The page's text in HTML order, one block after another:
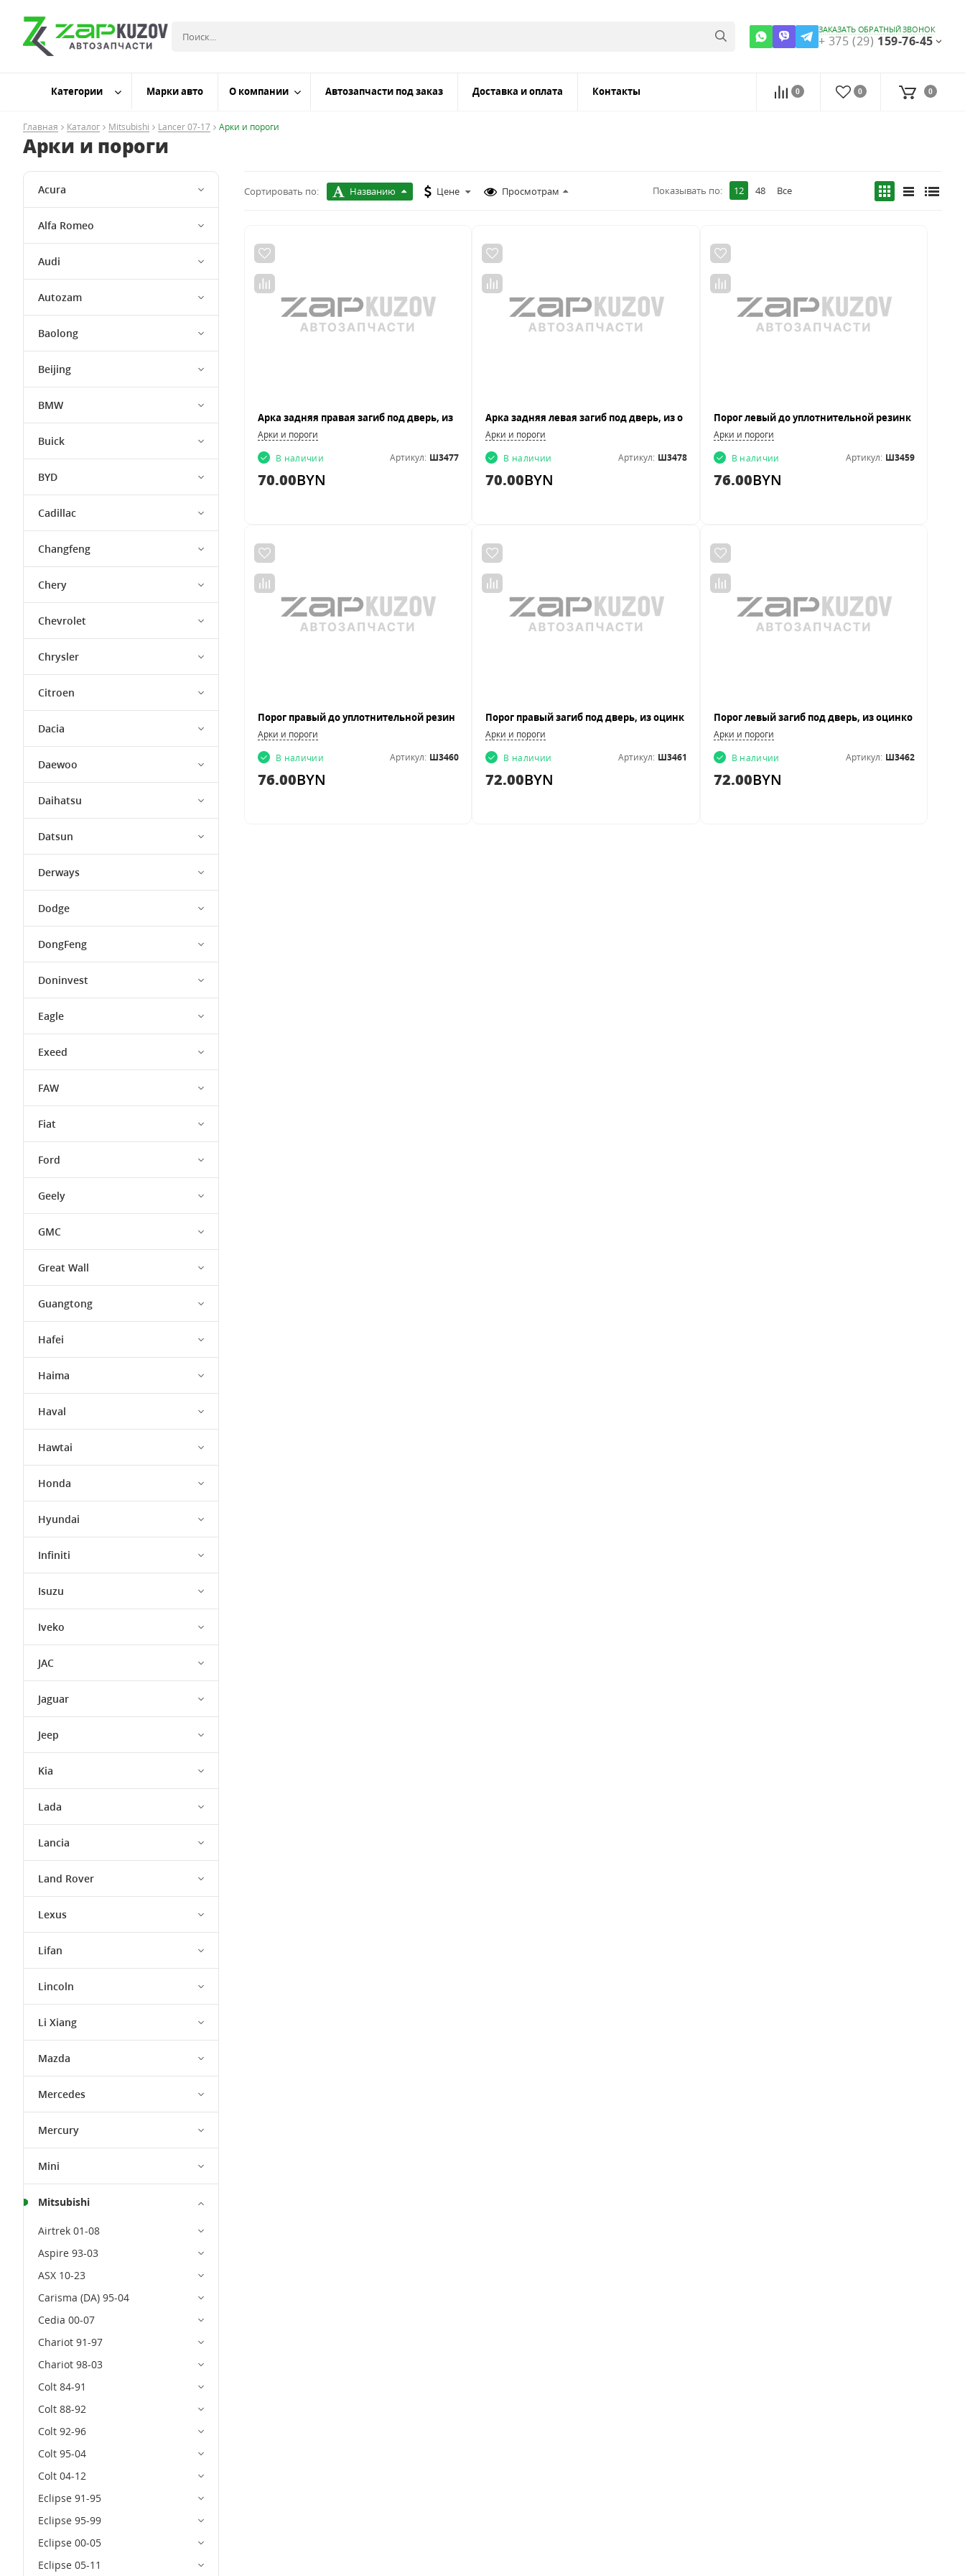
ЗАКАЗАТЬ ОБРАТНЫЙ ЗВОНОК
+ 375 (29) 159-76-45
Категории Марки авто О компании Автозапчасти под заказ Доставка и оплата Контакты 0 0 0
Главная Каталог Mitsubishi Lancer 07-17 Арки и пороги
Арки и пороги
Acura
Alfa Romeo
Audi
Autozam
Baolong
Beijing
BMW
Buick
BYD
Cadillac
Changfeng
Chery
Chevrolet
Chrysler
Citroen
Dacia
Daewoo
Daihatsu
Datsun
Derways
Dodge
DongFeng
Doninvest
Eagle
Exeed
FAW
Fiat
Ford
Geely
GMC
Great Wall
Guangtong
Hafei
Haima
Haval
Hawtai
Honda
Hyundai
Infiniti
Isuzu
Iveko
JAC
Jaguar
Jeep
Kia
Lada
Lancia
Land Rover
Lexus
Lifan
Lincoln
Li Xiang
Mazda
Mercedes
Mercury
Mini
Mitsubishi
Airtrek 01-08
Aspire 93-03
ASX 10-23
Carisma (DA) 95-04
Cedia 00-07
Chariot 91-97
Chariot 98-03
Colt 84-91
Colt 88-92
Colt 92-96
Colt 95-04
Colt 04-12
Eclipse 91-95
Eclipse 95-99
Eclipse 00-05
Eclipse 05-11
Сортировать по: Названию Цене Просмотрам Показывать по: 12 48 Все
Арки и пороги
В наличии
Артикул: Ш3477
70.00BYN
Арки и пороги
В наличии
Артикул: Ш3478
70.00BYN
Арки и пороги
В наличии
Артикул: Ш3459
76.00BYN
Арки и пороги
В наличии
Артикул: Ш3460
76.00BYN
Арки и пороги
В наличии
Артикул: Ш3461
72.00BYN
Арки и пороги
В наличии
Артикул: Ш3462
72.00BYN